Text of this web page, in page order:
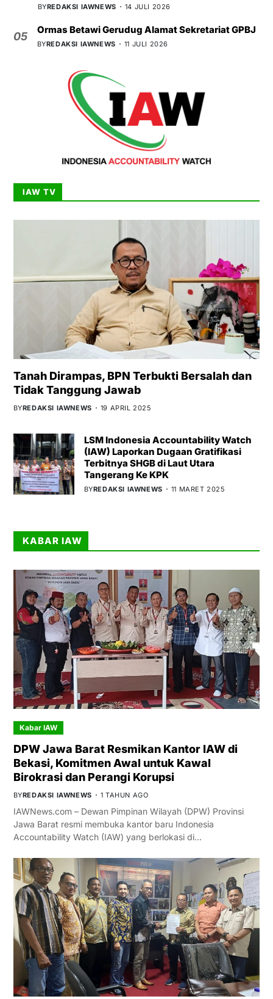
BYREDAKSI IAWNEWS 14 JULI 2026
05
Ormas Betawi Gerudug Alamat Sekretariat GPBJ
BYREDAKSI IAWNEWS 11 JULI 2026
IAW TV
Tanah Dirampas, BPN Terbukti Bersalah dan
Tidak Tanggung Jawab
BYREDAKSI IAWNEWS 19 APRIL 2025
LSM Indonesia Accountability Watch
(IAW) Laporkan Dugaan Gratifikasi
Terbitnya SHGB di Laut Utara
Tangerang Ke KPK
BYREDAKSI IAWNEWS 11 MARET 2025
KABAR IAW
Kabar IAW
DPW Jawa Barat Resmikan Kantor IAW di
Bekasi, Komitmen Awal untuk Kawal
Birokrasi dan Perangi Korupsi
BYREDAKSI IAWNEWS 1 TAHUN AGO
IAWNews.com – Dewan Pimpinan Wilayah (DPW) Provinsi
Jawa Barat resmi membuka kantor baru Indonesia
Accountability Watch (IAW) yang berlokasi di…